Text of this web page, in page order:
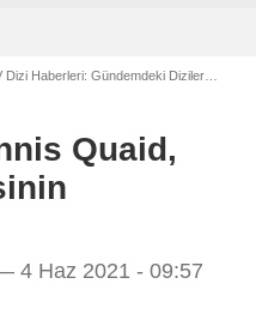
Dizi Haberleri: Gündemdeki Diziler
Quaid,
4 Haz 2021 - 09:57
Invision/AP